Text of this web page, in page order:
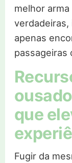
melhor
verdadeiras,
apenas
passageiras
que
Fugir da